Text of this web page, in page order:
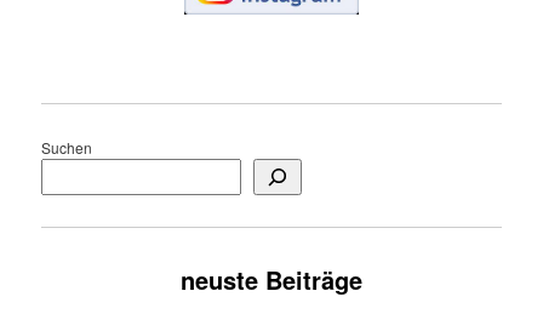
Suchen
neuste Beiträge